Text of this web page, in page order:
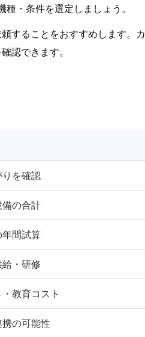
・条件を選定しましょう。
することをおすすめします。カ
認できます。
を確認
の合計
間試算
・研修
教育コスト
の可能性